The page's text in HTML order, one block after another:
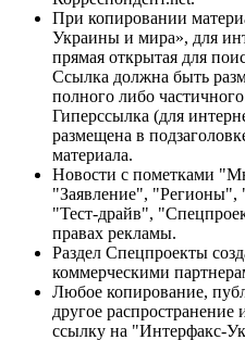
При копировании
Украины и мира», для
прямая открытая для
Ссылка должна быть
полного либо
Гиперссылка (для
размещена в
материала.
Новости с пометками
"Заявление",
"Тест-драйв",
правах рекламы.
Раздел Спецпроекты
коммерческими
Любое копирование,
другое
ссылку на "Интерфакс-